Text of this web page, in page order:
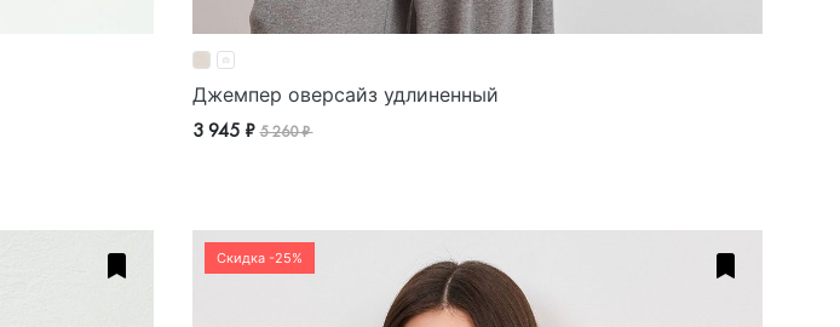
Джемпер оверсайз удлиненный
3 945 ₽5 260 ₽
Скидка -25%